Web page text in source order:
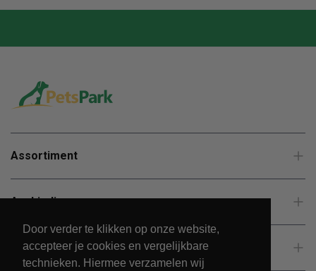
Door verder te klikken op onze website,
accepteer je cookies en vergelijkbare
technieken. Hiermee verzamelen wij
Assortiment
Aanbiedingen
Klantenservice